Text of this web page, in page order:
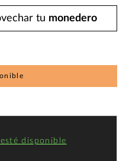
tu monedero
disponible